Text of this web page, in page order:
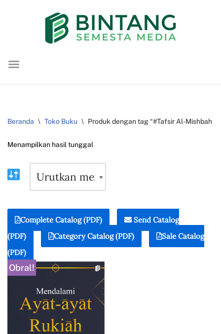
konten
Beranda \ Toko Buku \ Produk dengan tag “#Tafsir Al-Mishbah
Menampilkan hasil tunggal
Complete Catalog (PDF)
Send Catalog
(PDF)
Category Catalog (PDF)
Sale Catalog
(PDF)
Obral!